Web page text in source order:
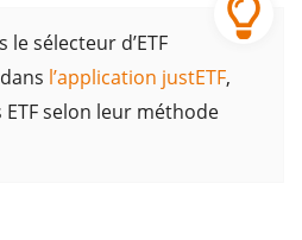
le sélecteur d’ETF
l’application justETF,
selon leur méthode